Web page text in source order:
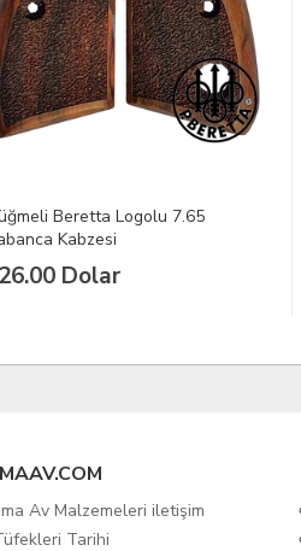
Trachten Erkek Gömleği Uzun
43/44
1.559,92 TL
Av Malzemeleri iletişim
Tarihi